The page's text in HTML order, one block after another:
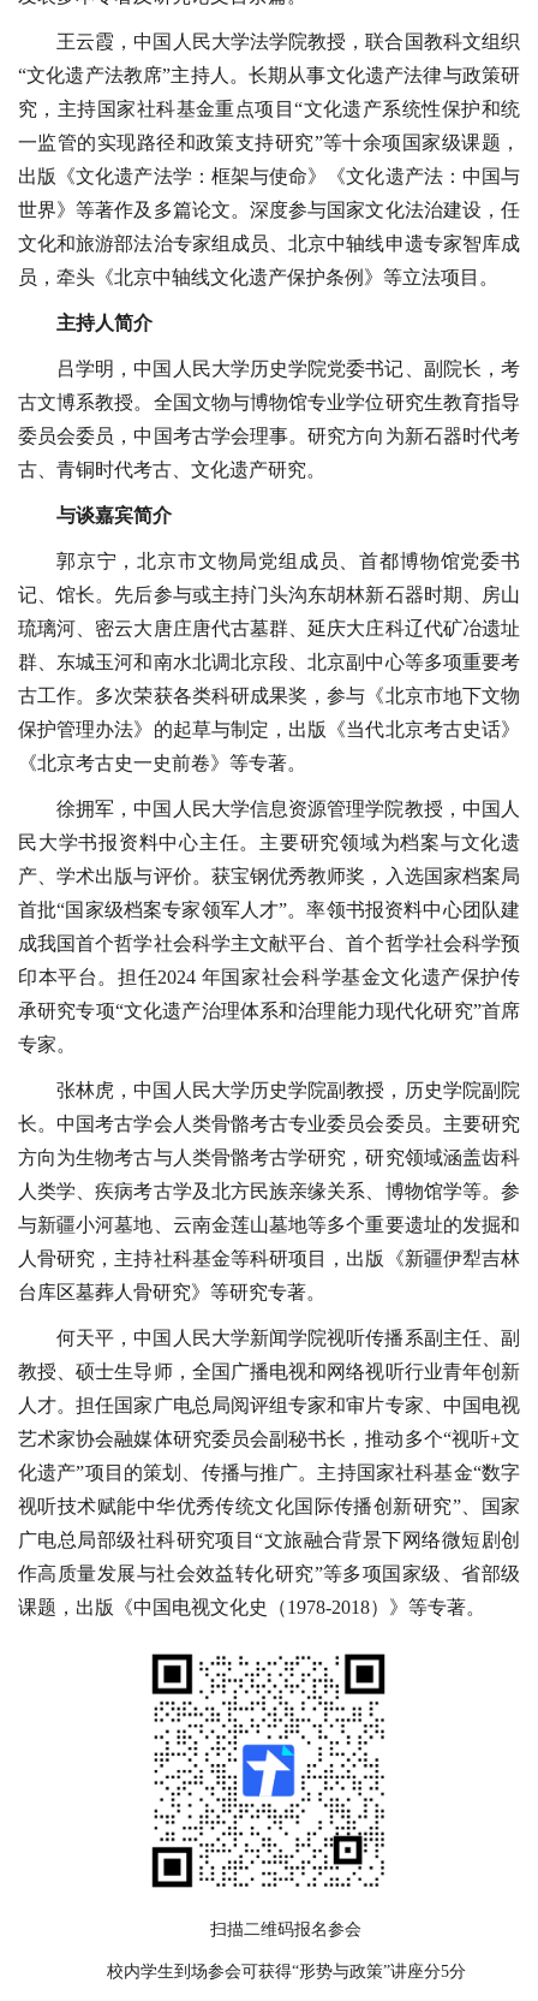
王云霞，中国人民大学法学院教授，联合国教科文组织
“文化遗产法教席”主持人。长期从事文化遗产法律与政策研
究，主持国家社科基金重点项目“文化遗产系统性保护和统
一监管的实现路径和政策支持研究”等十余项国家级课题，
出版《文化遗产法学：框架与使命》《文化遗产法：中国与
世界》等著作及多篇论文。深度参与国家文化法治建设，任
文化和旅游部法治专家组成员、北京中轴线申遗专家智库成
员，牵头《北京中轴线文化遗产保护条例》等立法项目。
主持人简介
吕学明，中国人民大学历史学院党委书记、副院长，考
古文博系教授。全国文物与博物馆专业学位研究生教育指导
委员会委员，中国考古学会理事。研究方向为新石器时代考
古、青铜时代考古、文化遗产研究。
与谈嘉宾简介
郭京宁，北京市文物局党组成员、首都博物馆党委书
记、馆长。先后参与或主持门头沟东胡林新石器时期、房山
琉璃河、密云大唐庄唐代古墓群、延庆大庄科辽代矿冶遗址
群、东城玉河和南水北调北京段、北京副中心等多项重要考
古工作。多次荣获各类科研成果奖，参与《北京市地下文物
保护管理办法》的起草与制定，出版《当代北京考古史话》
《北京考古史一史前卷》等专著。
徐拥军，中国人民大学信息资源管理学院教授，中国人
民大学书报资料中心主任。主要研究领域为档案与文化遗
产、学术出版与评价。获宝钢优秀教师奖，入选国家档案局
首批“国家级档案专家领军人才”。率领书报资料中心团队建
成我国首个哲学社会科学主文献平台、首个哲学社会科学预
印本平台。担任2024 年国家社会科学基金文化遗产保护传
承研究专项“文化遗产治理体系和治理能力现代化研究”首席
专家。
张林虎，中国人民大学历史学院副教授，历史学院副院
长。中国考古学会人类骨骼考古专业委员会委员。主要研究
方向为生物考古与人类骨骼考古学研究，研究领域涵盖齿科
人类学、疾病考古学及北方民族亲缘关系、博物馆学等。参
与新疆小河墓地、云南金莲山墓地等多个重要遗址的发掘和
人骨研究，主持社科基金等科研项目，出版《新疆伊犁吉林
台库区墓葬人骨研究》等研究专著。
何天平，中国人民大学新闻学院视听传播系副主任、副
教授、硕士生导师，全国广播电视和网络视听行业青年创新
人才。担任国家广电总局阅评组专家和审片专家、中国电视
艺术家协会融媒体研究委员会副秘书长，推动多个“视听+文
化遗产”项目的策划、传播与推广。主持国家社科基金“数字
视听技术赋能中华优秀传统文化国际传播创新研究”、国家
广电总局部级社科研究项目“文旅融合背景下网络微短剧创
作高质量发展与社会效益转化研究”等多项国家级、省部级
课题，出版《中国电视文化史（1978-2018）》等专著。
扫描二维码报名参会
校内学生到场参会可获得“形势与政策”讲座分5分